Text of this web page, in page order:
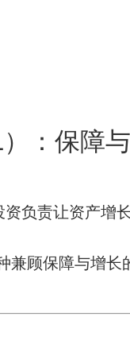
：保障
负责让资产增
顾保障与增长